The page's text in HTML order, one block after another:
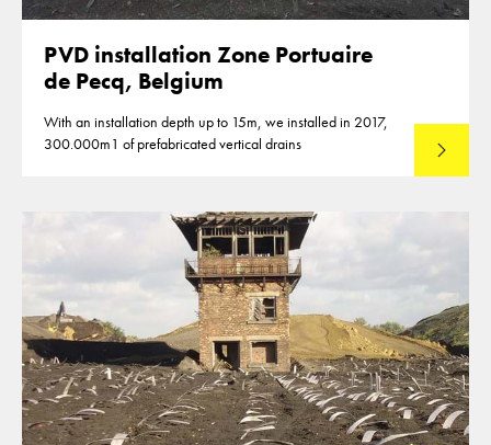
PVD installation Zone Portuaire
de Pecq, Belgium
With an installation depth up to 15m, we installed in 2017,
300.000m1 of prefabricated vertical drains
Lees